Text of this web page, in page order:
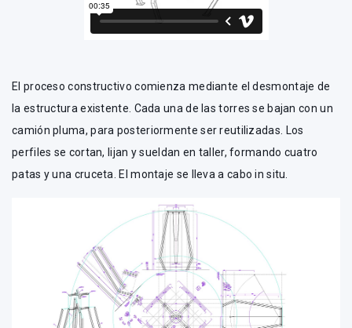
El proceso constructivo comienza mediante el desmontaje de
la estructura existente. Cada una de las torres se bajan con un
camión pluma, para posteriormente ser reutilizadas. Los
perfiles se cortan, lijan y sueldan en taller, formando cuatro
patas y una cruceta. El montaje se lleva a cabo in situ.